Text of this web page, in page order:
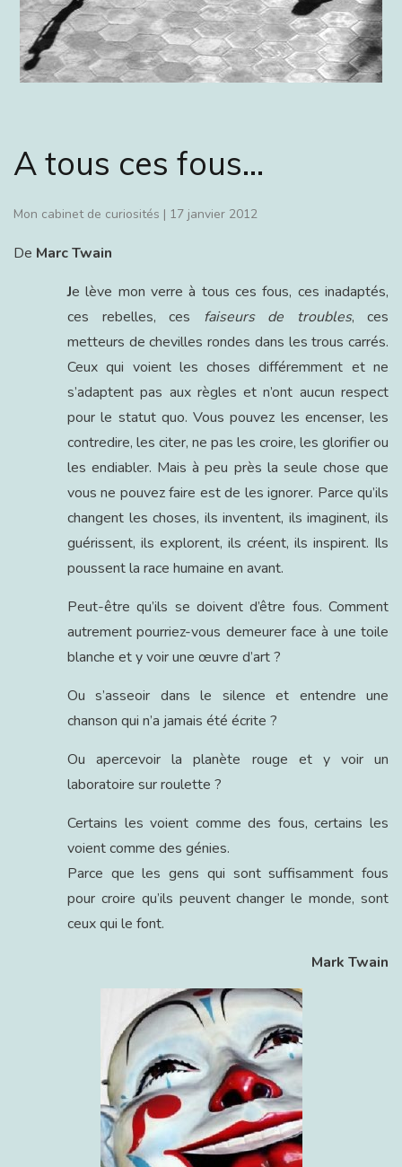
A tous ces fous…
Mon cabinet de curiosités | 17 janvier 2012
De Marc Twain
Je lève mon verre à tous ces fous, ces inadaptés,
ces rebelles, ces faiseurs de troubles, ces
metteurs de chevilles rondes dans les trous carrés.
Ceux qui voient les choses différemment et ne
s’adaptent pas aux règles et n’ont aucun respect
pour le statut quo. Vous pouvez les encenser, les
contredire, les citer, ne pas les croire, les glorifier ou
les endiabler. Mais à peu près la seule chose que
vous ne pouvez faire est de les ignorer. Parce qu’ils
changent les choses, ils inventent, ils imaginent, ils
guérissent, ils explorent, ils créent, ils inspirent. Ils
poussent la race humaine en avant.
Peut-être qu’ils se doivent d’être fous. Comment
autrement pourriez-vous demeurer face à une toile
blanche et y voir une œuvre d’art ?
Ou s’asseoir dans le silence et entendre une
chanson qui n’a jamais été écrite ?
Ou apercevoir la planète rouge et y voir un
laboratoire sur roulette ?
Certains les voient comme des fous, certains les
voient comme des génies.
Parce que les gens qui sont suffisamment fous
pour croire qu’ils peuvent changer le monde, sont
ceux qui le font.
Mark Twain